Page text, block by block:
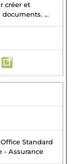
créer et
...
Office Standard
- Assurance